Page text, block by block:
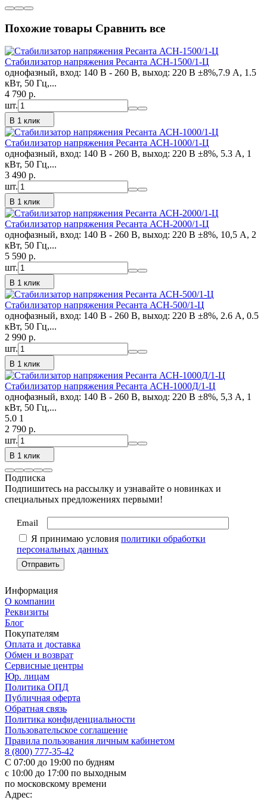
Похожие товары Сравнить все
Стабилизатор напряжения Ресанта АСН-1500/1-Ц
однофазный, вход: 140 В - 260 В, выход: 220 В ±8%,7.9 А, 1.5
кВт, 50 Гц,...
4 790 p.
шт.
В 1 клик
Стабилизатор напряжения Ресанта АСН-1000/1-Ц
однофазный, вход: 140 В - 260 В, выход: 220 В ±8%, 5.3 А, 1
кВт, 50 Гц,...
3 490 p.
шт.
В 1 клик
Стабилизатор напряжения Ресанта АСН-2000/1-Ц
однофазный, вход: 140 В - 260 В, выход: 220 В ±8%, 10,5 А, 2
кВт, 50 Гц,...
5 590 p.
шт.
В 1 клик
Стабилизатор напряжения Ресанта АСН-500/1-Ц
однофазный, вход: 140 В - 260 В, выход: 220 В ±8%, 2.6 А, 0.5
кВт, 50 Гц,...
2 990 p.
шт.
В 1 клик
Стабилизатор напряжения Ресанта АСН-1000Д/1-Ц
однофазный, вход: 140 В - 260 В, выход: 220 В ±8%, 5,3 А, 1
кВт, 50 Гц,...
5.0 1
2 790 p.
шт.
В 1 клик
Подписка
Подпишитесь на рассылку и узнавайте о новинках и
специальных предложениях первыми!
Email
Я принимаю условия политики обработки
персональных данных
Информация
О компании
Реквизиты
Блог
Покупателям
Оплата и доставка
Обмен и возврат
Сервисные центры
Юр. лицам
Политика ОПД
Публичная оферта
Обратная связь
Политика конфиденциальности
Пользовательское соглашение
Правила пользования личным кабинетом
8 (800) 777-35-42
С 07:00 до 19:00 по будням
с 10:00 до 17:00 по выходным
по московскому времени
Адрес: